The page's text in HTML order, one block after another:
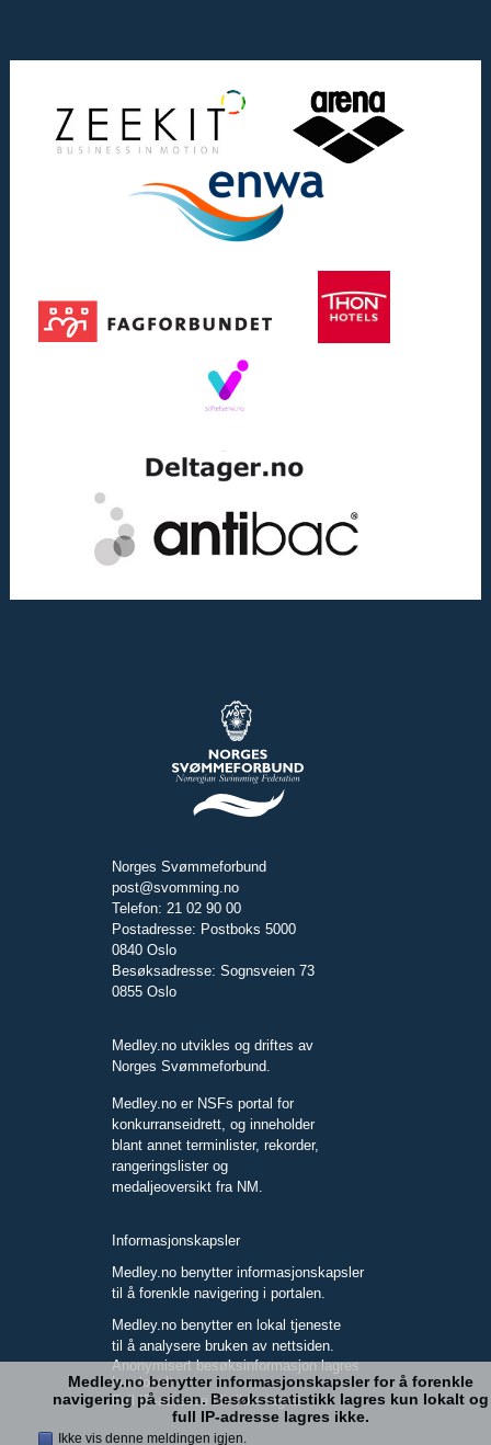
Norges Svømmeforbund
post@svomming.no
Telefon: 21 02 90 00
Postadresse: Postboks 5000
0840 Oslo
Besøksadresse: Sognsveien 73
0855 Oslo
Medley.no utvikles og driftes av
Norges Svømmeforbund.
Medley.no er NSFs portal for
konkurranseidrett, og inneholder
blant annet terminlister, rekorder,
rangeringslister og
medaljeoversikt fra NM.
Informasjonskapsler
Medley.no benytter informasjonskapsler
til å forenkle navigering i portalen.
Medley.no benytter en lokal tjeneste
til å analysere bruken av nettsiden.
Anonymisert besøksinformasjon lagres
kun lokalt.
Full IP-adresse blir ikke lagret.
Medley.no benytter informasjonskapsler for å forenkle
navigering på siden. Besøksstatistikk lagres kun lokalt og
full IP-adresse lagres ikke.
Ikke vis denne meldingen igjen.